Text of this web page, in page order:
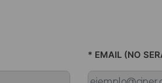
* EMAIL (NO